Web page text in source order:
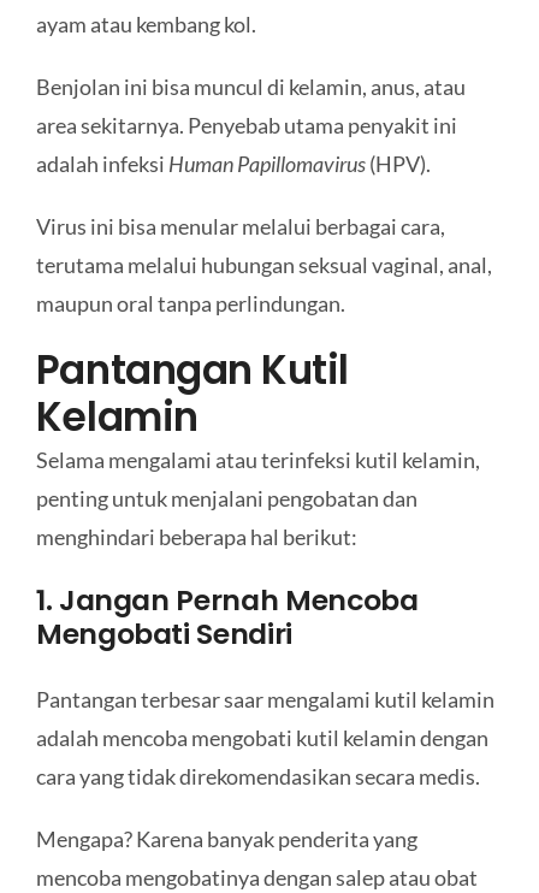
ayam atau kembang kol.
Benjolan ini bisa muncul di kelamin, anus, atau
area sekitarnya. Penyebab utama penyakit ini
adalah infeksi Human Papillomavirus(HPV).
Virus ini bisa menular melalui berbagai cara,
terutama melalui hubungan seksual vaginal, anal,
maupun oral tanpa perlindungan.
Pantangan Kutil
Kelamin
Selama mengalami atau terinfeksi kutil kelamin,
penting untuk menjalani pengobatan dan
menghindari beberapa hal berikut:
1. Jangan Pernah Mencoba
Mengobati Sendiri
Pantangan terbesar saar mengalami kutil kelamin
adalah mencoba mengobati kutil kelamin dengan
cara yang tidak direkomendasikan secara medis.
Mengapa? Karena banyak penderita yang
mencoba mengobatinya dengan salep atau obat